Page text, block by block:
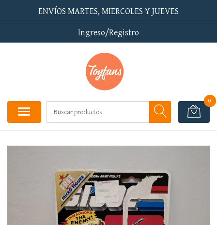
ENVÍOS MARTES, MIERCOLES Y JUEVES
Ingreso/Registro
0